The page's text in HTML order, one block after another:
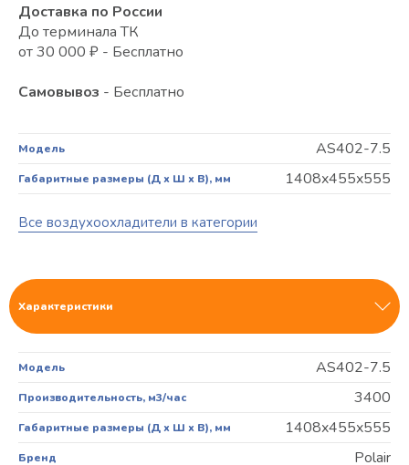
Модель AS402-7.5
Габаритные размеры (Д х Ш х В), мм 1408x455x555
Все воздухоохладители в категории
Доставка по России
До терминала ТК
от 30 000 ₽ - Бесплатно
Самовывоз - Бесплатно
Характеристики
Модель AS402-7.5
Производительность, м3/час 3400
Габаритные размеры (Д х Ш х В), мм 1408x455x555
Бренд Polair